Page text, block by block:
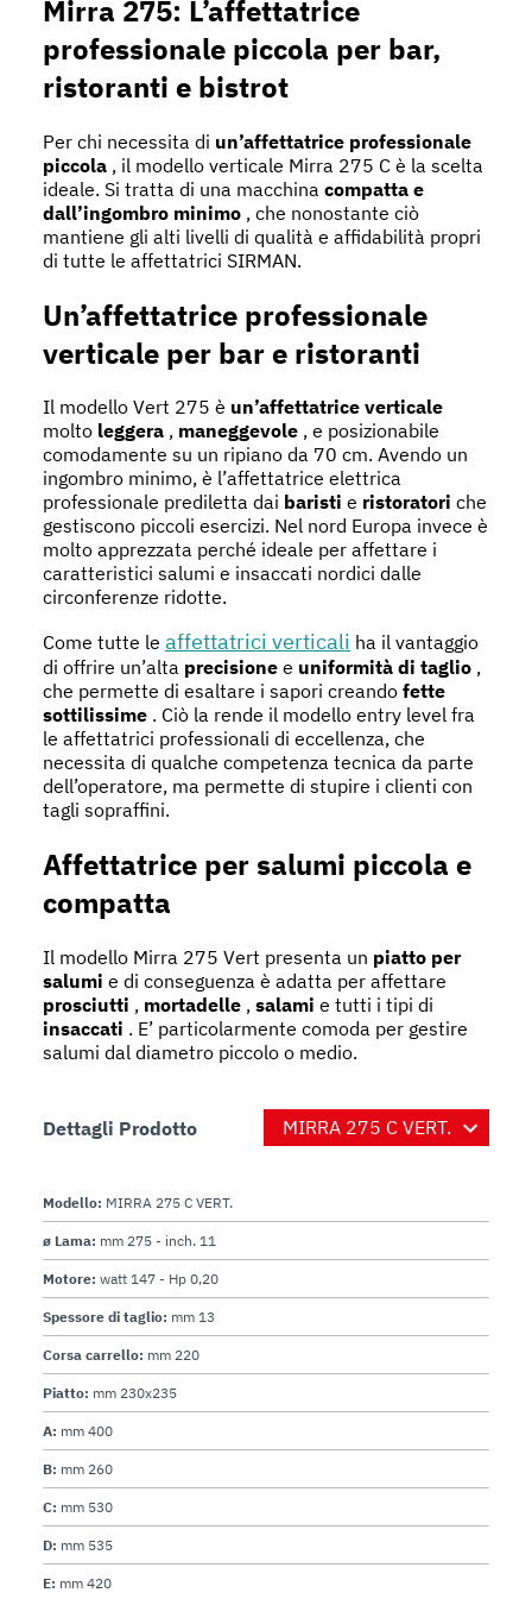
Mirra 275: L’affettatrice
professionale piccola per bar,
ristoranti e bistrot
Per chi necessita di un’affettatrice professionale
piccola , il modello verticale Mirra 275 C è la scelta
ideale. Si tratta di una macchina compatta e
dall’ingombro minimo , che nonostante ciò
mantiene gli alti livelli di qualità e affidabilità propri
di tutte le affettatrici SIRMAN.
Un’affettatrice professionale
verticale per bar e ristoranti
Il modello Vert 275 è un’affettatrice verticale
molto leggera , maneggevole , e posizionabile
comodamente su un ripiano da 70 cm. Avendo un
ingombro minimo, è l’affettatrice elettrica
professionale prediletta dai baristi e ristoratori che
gestiscono piccoli esercizi. Nel nord Europa invece è
molto apprezzata perché ideale per affettare i
caratteristici salumi e insaccati nordici dalle
circonferenze ridotte.
Come tutte le affettatrici verticali ha il vantaggio
di offrire un’alta precisione e uniformità di taglio ,
che permette di esaltare i sapori creando fette
sottilissime . Ciò la rende il modello entry level fra
le affettatrici professionali di eccellenza, che
necessita di qualche competenza tecnica da parte
dell’operatore, ma permette di stupire i clienti con
tagli sopraffini.
Affettatrice per salumi piccola e
compatta
Il modello Mirra 275 Vert presenta un piatto per
salumi e di conseguenza è adatta per affettare
prosciutti , mortadelle , salami e tutti i tipi di
insaccati . E’ particolarmente comoda per gestire
salumi dal diametro piccolo o medio.
Dettagli Prodotto
Modello: MIRRA 275 C VERT.
ø Lama: mm 275 - inch. 11
Motore: watt 147 - Hp 0,20
Spessore di taglio: mm 13
Corsa carrello: mm 220
Piatto: mm 230x235
A: mm 400
B: mm 260
C: mm 530
D: mm 535
E: mm 420